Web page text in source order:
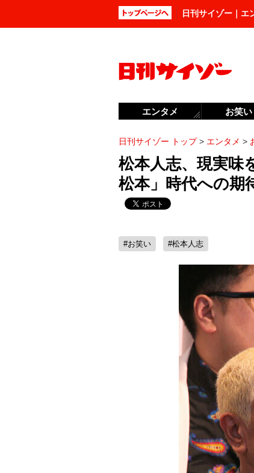
日刊サイゾー｜エ
日刊サイゾー トップ> エンタメ >
松本人志、現実味
松本」時代への期
#お笑い #松本人志
エンタメ お笑い